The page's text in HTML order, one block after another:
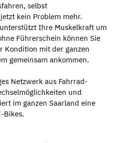
selbst
kein Problem mehr.
Ihre Muskelkraft um
Führerschein können Sie
Kondition mit der ganzen
gemeinsam ankommen.
Netzwerk aus Fahrrad-
und
im ganzen Saarland eine
Bikes.